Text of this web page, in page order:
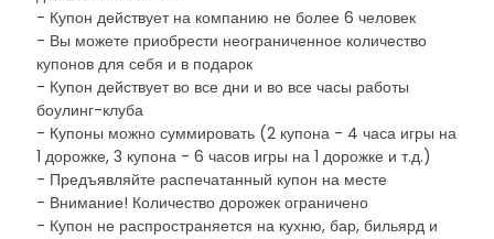
- Купон действует на компанию не более 6 человек
- Вы можете приобрести неограниченное количество
купонов для себя и в подарок
- Купон действует во все дни и во все часы работы
боулинг-клуба
- Купоны можно суммировать (2 купона - 4 часа игры на
1 дорожке, 3 купона - 6 часов игры на 1 дорожке и т.д.)
- Предъявляйте распечатанный купон на месте
- Внимание! Количество дорожек ограничено
- Купон не распространяется на кухню, бар, бильярд и